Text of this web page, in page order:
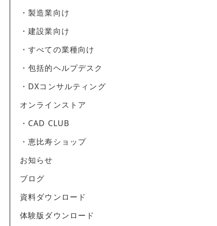
・製造業向け
・建設業向け
・すべての業種向け
・包括的ヘルプデスク
・DXコンサルティング
オンラインストア
・CAD CLUB
・恵比寿ショップ
お知らせ
ブログ
資料ダウンロード
体験版ダウンロード